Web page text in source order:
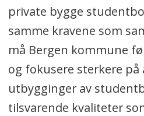
private bygge
samme kravene som
må Bergen kommune
og fokusere sterkere på
utbygginger av
tilsvarende kvaliteter